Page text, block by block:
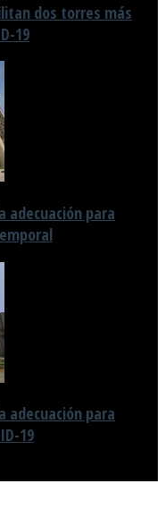
dos torres más
19
adecuación para
adecuación para
19